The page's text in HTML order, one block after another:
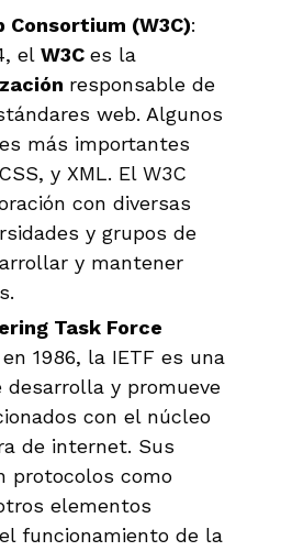
Consortium (W3C):
el W3C es la
responsable de
web. Algunos
más importantes
y XML. El W3C
con diversas
y grupos de
y mantener
Task Force
1986, la IETF es una
desarrolla y promueve
con el núcleo
de internet. Sus
protocolos como
elementos
funcionamiento de la